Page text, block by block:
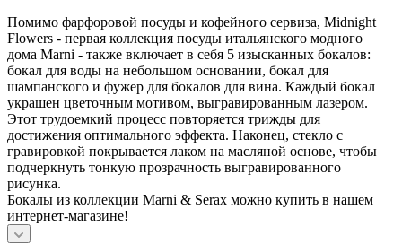
Помимо фарфоровой посуды и кофейного сервиза, Midnight
Flowers - первая коллекция посуды итальянского модного
дома Marni - также включает в себя 5 изысканных бокалов:
бокал для воды на небольшом основании, бокал для
шампанского и фужер для бокалов для вина. Каждый бокал
украшен цветочным мотивом, выгравированным лазером.
Этот трудоемкий процесс повторяется трижды для
достижения оптимального эффекта. Наконец, стекло с
гравировкой покрывается лаком на масляной основе, чтобы
подчеркнуть тонкую прозрачность выгравированного
рисунка.
Бокалы из коллекции Marni & Serax можно купить в нашем
интернет-магазине!